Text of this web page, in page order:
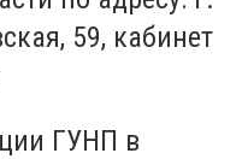
59, кабинет
ГУНП в